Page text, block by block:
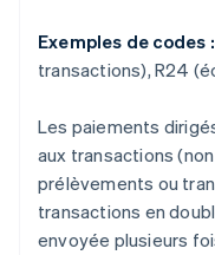
Exemples de codes :
transactions), R24
Les paiements
aux transactions
prélèvements ou
transactions en
envoyée plusieurs